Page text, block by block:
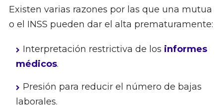
Existen varias razones por las que una mutua
o el INSS pueden dar el alta prematuramente:
Interpretación restrictiva de los informes
médicos.
Presión para reducir el número de bajas
laborales.